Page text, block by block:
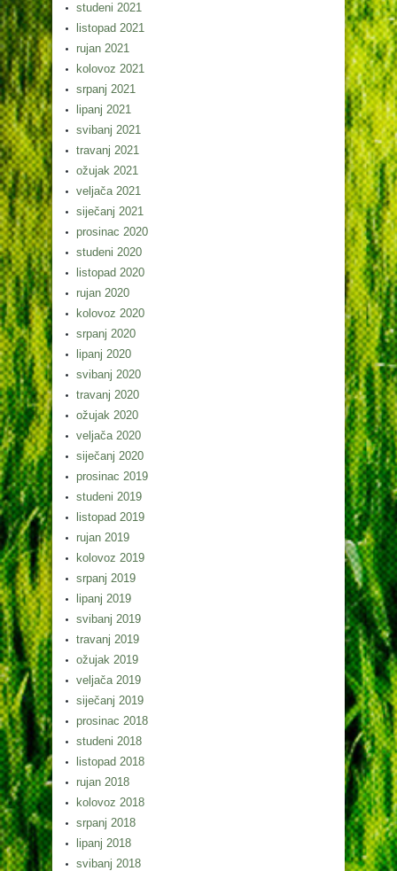
studeni 2021
listopad 2021
rujan 2021
kolovoz 2021
srpanj 2021
lipanj 2021
svibanj 2021
travanj 2021
ožujak 2021
veljača 2021
siječanj 2021
prosinac 2020
studeni 2020
listopad 2020
rujan 2020
kolovoz 2020
srpanj 2020
lipanj 2020
svibanj 2020
travanj 2020
ožujak 2020
veljača 2020
siječanj 2020
prosinac 2019
studeni 2019
listopad 2019
rujan 2019
kolovoz 2019
srpanj 2019
lipanj 2019
svibanj 2019
travanj 2019
ožujak 2019
veljača 2019
siječanj 2019
prosinac 2018
studeni 2018
listopad 2018
rujan 2018
kolovoz 2018
srpanj 2018
lipanj 2018
svibanj 2018